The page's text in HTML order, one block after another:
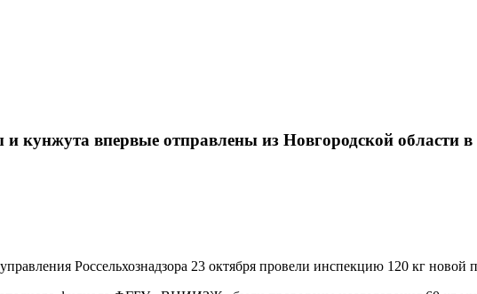
кунжута впервые отправлены из Новгородской области в
Россельхознадзора 23 октября провели инспекцию 120 кг